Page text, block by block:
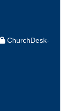
ChurchDesk-